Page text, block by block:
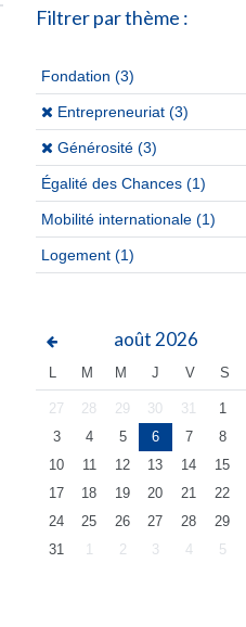
Filtrer par thème :
Fondation (3)
(x)Entrepreneuriat (3)
(x)
Générosité (3)
Égalité des Chances(1)
Mobilité internationale(1)
Logement(1)
août 2026
L M M J V S
27 28 29 30 31 1
3
4 5 6 7 8
10
11 12 13 14 15
17
18 19 20 21 22
24
25 26 27 28 29
31
1 2 3 4 5